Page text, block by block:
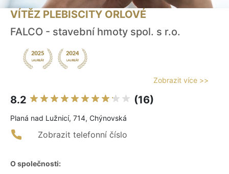
VÍTĚZ PLEBISCITY ORLOVÉ
FALCO - stavební hmoty spol. s r.o.
Zobrazit více >>
8.2 (16)
Planá nad Lužnicí, 714, Chýnovská
Zobrazit telefonní číslo
O společnosti: